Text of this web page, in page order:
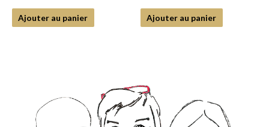
sur
Ajouter au panier
sur
Ajouter au panier